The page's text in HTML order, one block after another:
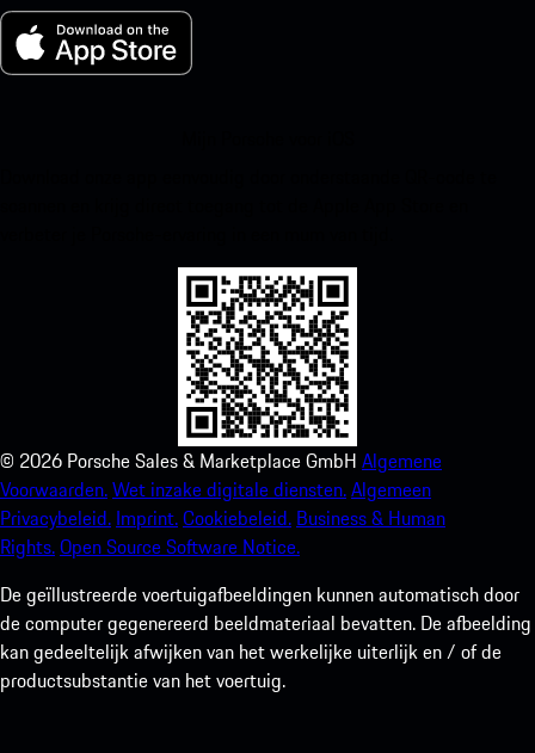
© 2026 Porsche Sales & Marketplace GmbH Algemene
Voorwaarden.Wet inzake digitale diensten.Algemeen
Privacybeleid. Imprint.Cookiebeleid. Business & Human
Rights.Open Source Software Notice.
De geïllustreerde voertuigafbeeldingen kunnen automatisch door
de computer gegenereerd beeldmateriaal bevatten. De afbeelding
kan gedeeltelijk afwijken van het werkelijke uiterlijk en / of de
productsubstantie van het voertuig.